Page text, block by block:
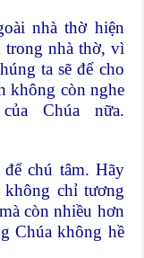
nhà thờ hiện
trong nhà thờ, vì
ta sẽ để cho
không còn nghe
Chúa nữa.
chú tâm. Hãy
không chỉ tương
còn nhiều hơn
Chúa không hề